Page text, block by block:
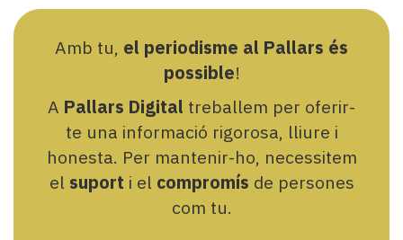
Amb tu, el periodisme al Pallars és
possible!
A Pallars Digital treballem per oferir-
te una informació rigorosa, lliure i
honesta. Per mantenir-ho, necessitem
el suport i el compromís de persones
com tu.